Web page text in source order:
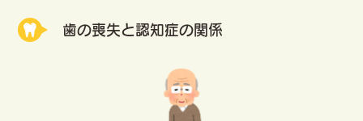
歯の喪失と認知症の関係